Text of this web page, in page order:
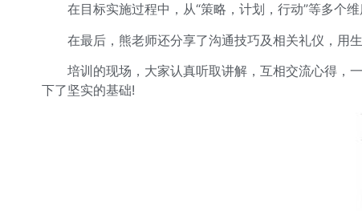
在目标实施过程中，从“策略，计划，行动”等多个
在最后，熊老师还分享了沟通技巧及相关礼仪，用
培训的现场，大家认真听取讲解，互相交流心得，
下了坚实的基础!